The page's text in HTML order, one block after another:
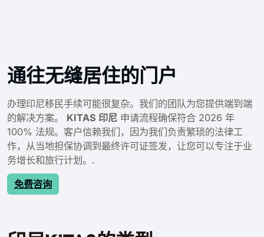
通往无缝居住的门户
办理印尼移民手续可能很复杂。我们的团队为您提供端到端
的解决方案。 KITAS 印尼 申请流程确保符合 2026 年
100% 法规。客户信赖我们，因为我们负责繁琐的法律工
作，从当地担保协调到最终许可证签发，让您可以专注于业
务增长和旅行计划。.
免费咨询